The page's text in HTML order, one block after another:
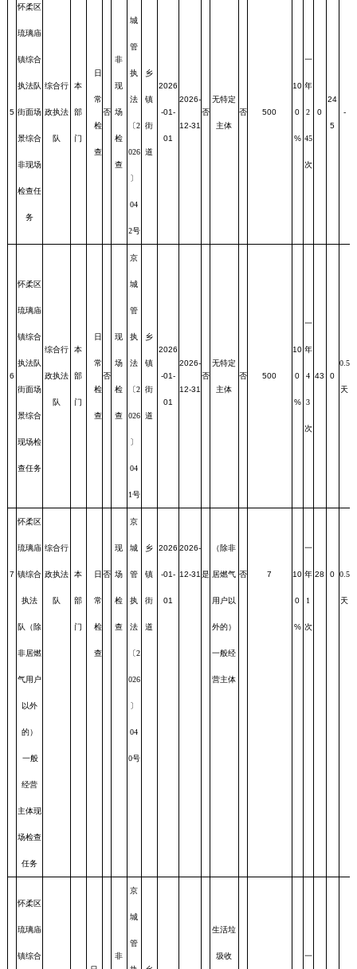
5
怀柔区
琉璃庙
镇综合
执法队
街面场
景综合
非现场
检查任
务
综合行
政执法
队
本
部
门
日
常
检
查
否
非
现
场
检
查
城
管
执
法
〔2
026
〕
04
2号
乡
镇
街
道
2026
-01-
01
2026-
12-31
否
无特定
主体
否 500
10
0
%
一
年
2
45
次
0
24
5
-
6
怀柔区
琉璃庙
镇综合
执法队
街面场
景综合
现场检
查任务
综合行
政执法
队
本
部
门
日
常
检
查
否
现
场
检
查
京
城
管
执
法
〔2
026
〕
04
1号
乡
镇
街
道
2026
-01-
01
2026-
12-31
否
无特定
主体
否 500
10
0
%
一
年
4
3
次
43 0
0.5
天
7
怀柔区
琉璃庙
镇综合
执法
队（除
非居燃
气用户
以外
的）
一般
经营
主体现
场检查
任务
综合行
政执法
队
本
部
门
日
常
检
查
否
现
场
检
查
京
城
管
执
法
〔2
026
〕
04
0号
乡
镇
街
道
2026
-01-
01
2026-
12-31 是
（除非
居燃气
用户以
外的）
一般经
营主体
否 7 10
0
%
一
年
1
次
28 0 0.5
天
怀柔区
琉璃庙
镇综合
非
京
城
管
生活垃
圾收 一